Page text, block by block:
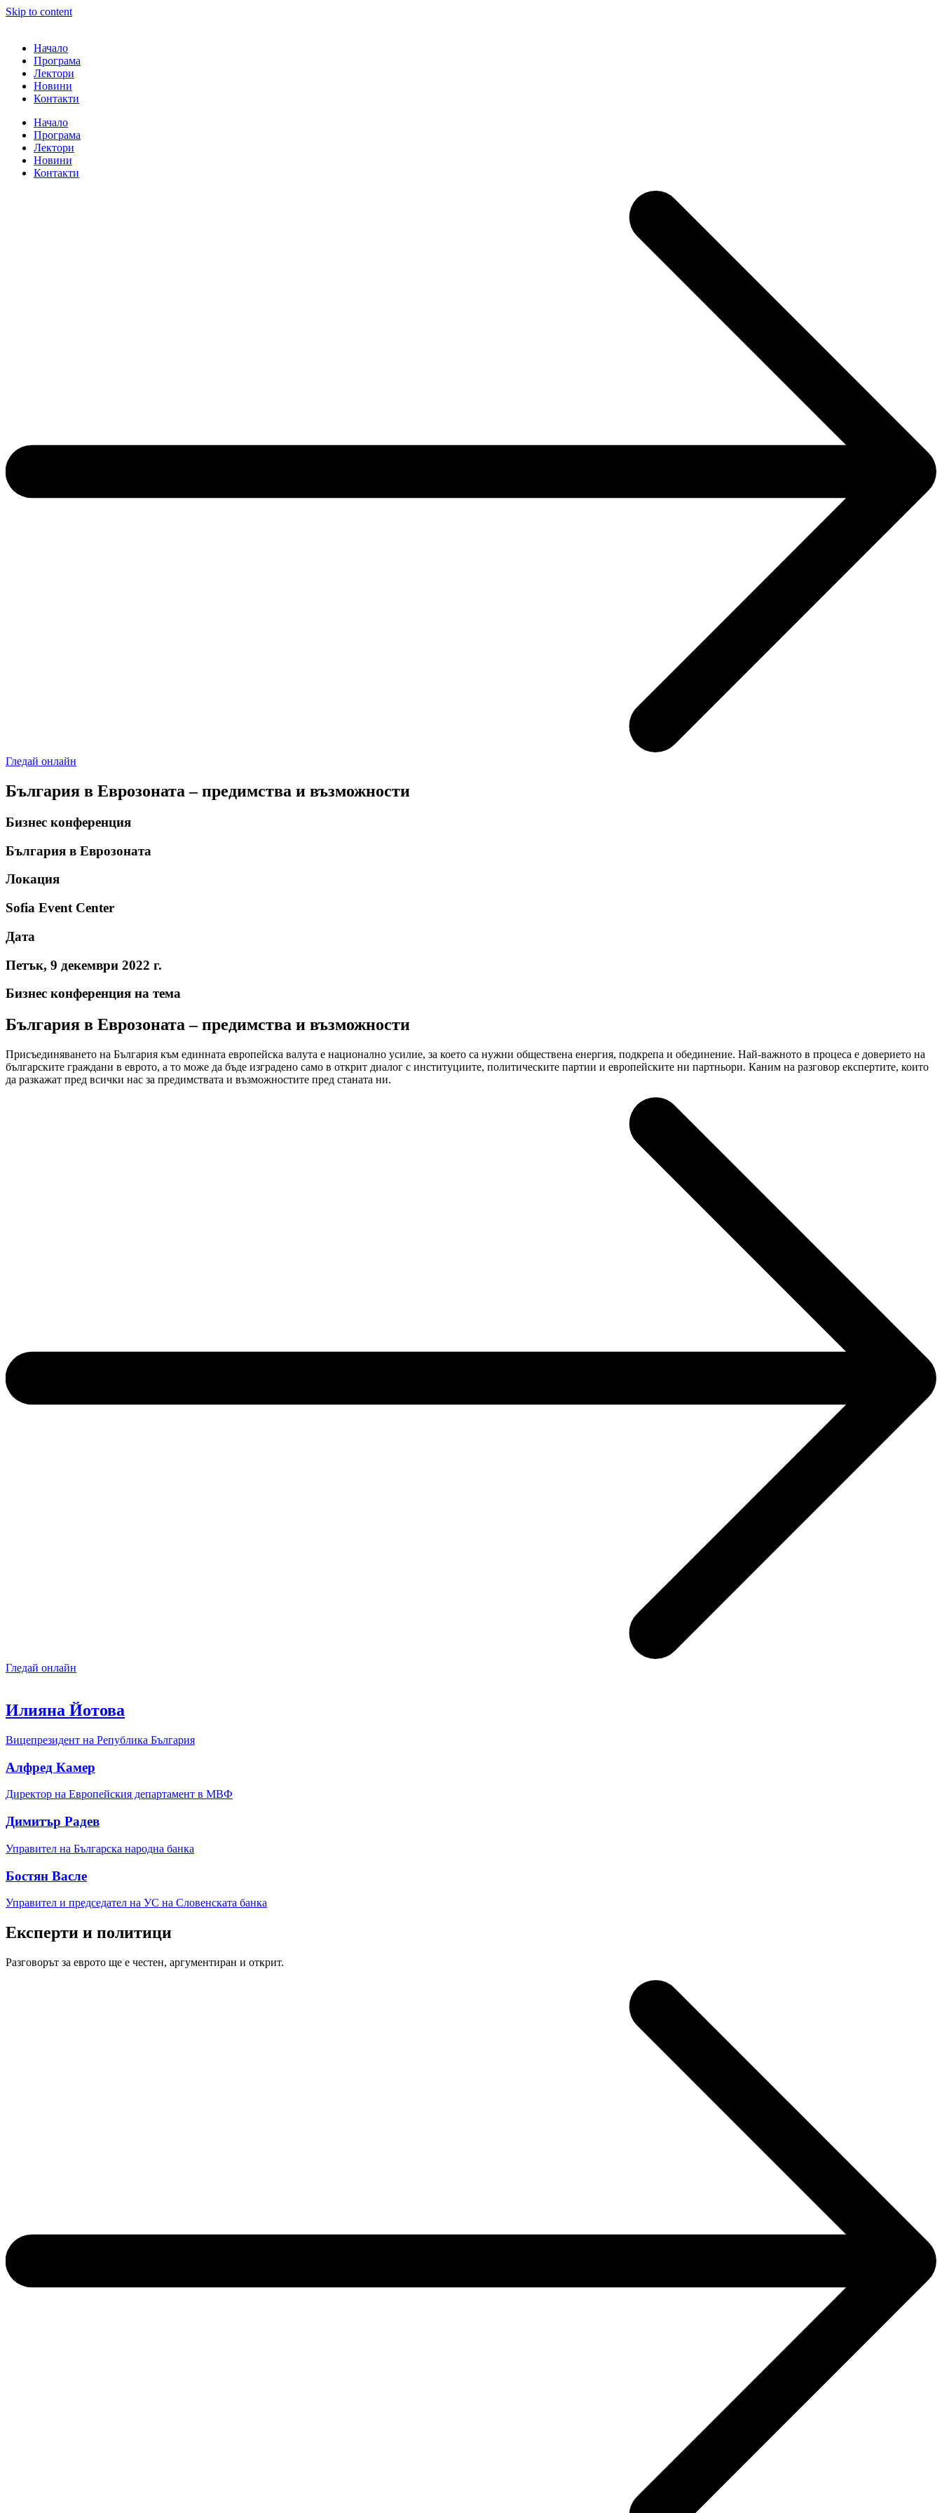
Skip to content
Начало
Програма
Лектори
Новини
Контакти
Начало
Програма
Лектори
Новини
Контакти
Гледай онлайн
България в Еврозоната – предимства и възможности
Бизнес конференция
България в Еврозоната
Локация
Sofia Event Center
Дата
Петък, 9 декември 2022 г.
Бизнес конференция на тема
България в Еврозоната – предимства и възможности
Присъединяването на България към единната европейска валута е национално усилие, за което са нужни обществена енергия, подкрепа и обединение. Най-важното в процеса е доверието на
българските граждани в еврото, а то може да бъде изградено само в открит диалог с институциите, политическите партии и европейските ни партньори. Каним на разговор експертите, които
да разкажат пред всички нас за предимствата и възможностите пред станата ни.
Гледай онлайн
Илияна Йотова
Вицепрезидент на Република България
Алфред Камeр
Директор на Европейския департамент в МВФ
Димитър Радев
Управител на Българска народна банка
Бостян Васле
Управител и председател на УС на Словенската банка
Експерти и политици
Разговорът за еврото ще е честен, аргументиран и открит.